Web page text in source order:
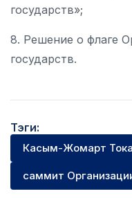
государств»;
8. Решение о флаге
государств.
Тэги:
Касым-Жомарт
саммит